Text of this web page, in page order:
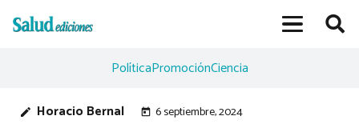
PolíticaPromociónCiencia
edit Horacio Bernal today 6 septiembre, 2024